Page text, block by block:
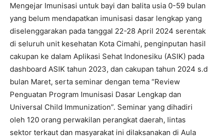
Mengejar Imunisasi untuk bayi dan balita usia 0-59 bulan
yang belum mendapatkan imunisasi dasar lengkap yang
diselenggarakan pada tanggal 22-28 April 2024 serentak
di seluruh unit kesehatan Kota Cimahi, penginputan hasil
cakupan ke dalam Aplikasi Sehat Indonesiku (ASIK) pada
dashboard ASIK tahun 2023, dan cakupan tahun 2024 s.d
bulan Maret, serta seminar dengan tema “Review
Penguatan Program Imunisasi Dasar Lengkap dan
Universal Child Immunization”. Seminar yang dihadiri
oleh 120 orang perwakilan perangkat daerah, lintas
sektor terkaut dan masyarakat ini dilaksanakan di Aula